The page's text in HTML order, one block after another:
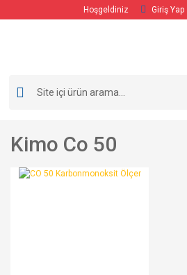
Hoşgeldiniz Giriş Yap
Kimo Co 50